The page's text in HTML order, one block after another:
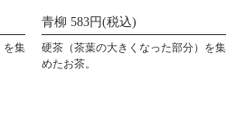
を集
青柳 583円(税込)
硬茶（茶葉の大きくなった部分）を集
めたお茶。